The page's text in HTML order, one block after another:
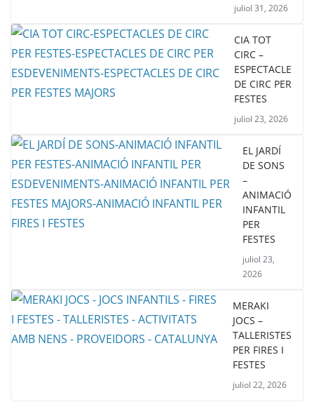
juliol 31, 2026
CIA TOT
CIRC –
ESPECTACLE
DE CIRC PER
FESTES
juliol 23, 2026
EL JARDÍ
DE SONS
–
ANIMACIÓ
INFANTIL
PER
FESTES
juliol 23,
2026
MERAKI
JOCS –
TALLERISTES
PER FIRES I
FESTES
juliol 22, 2026